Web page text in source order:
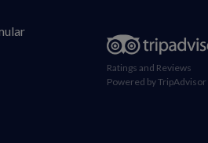
Ratings and Reviews
Powered by TripAdvisor